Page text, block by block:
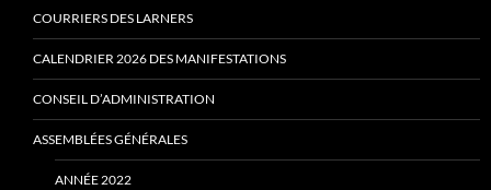
COURRIERS DES LARNERS
CALENDRIER 2026 DES MANIFESTATIONS
CONSEIL D’ADMINISTRATION
ASSEMBLÉES GÉNÉRALES
ANNÉE 2022